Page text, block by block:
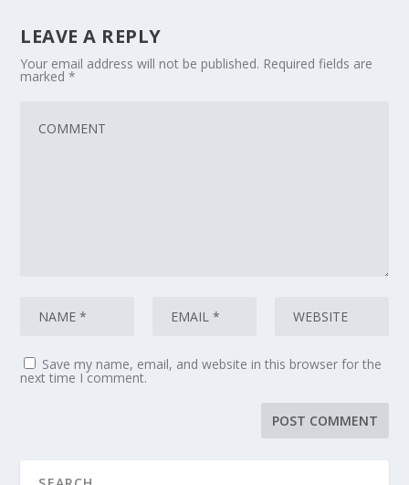
LEAVE A REPLY
Your email address will not be published. Required fields are
marked*
Save my name, email, and website in this browser for the
next time I comment.